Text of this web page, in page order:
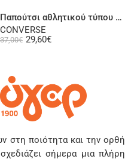
Παπούτσι αθλητικού τύπου ροζ
CONVERSE
37,00€ 29,60€
στη ποιότητα και την ορθή
σήμερα μια πλήρη